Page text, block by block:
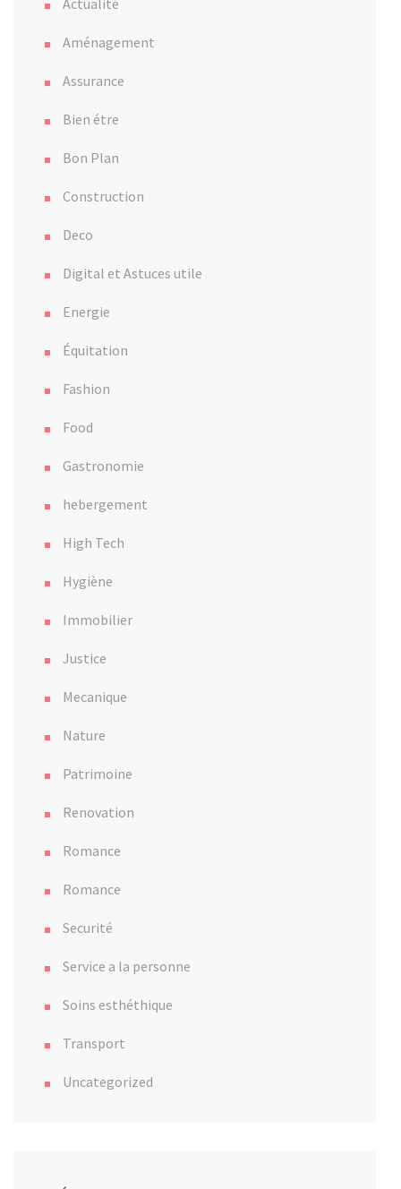
Aménagement
Assurance
Bien étre
Bon Plan
Construction
Deco
Digital et Astuces utile
Energie
Équitation
Fashion
Food
Gastronomie
hebergement
High Tech
Hygiène
Immobilier
Justice
Mecanique
Nature
Patrimoine
Renovation
Romance
Romance
Securité
Service a la personne
Soins esthéthique
Transport
Uncategorized